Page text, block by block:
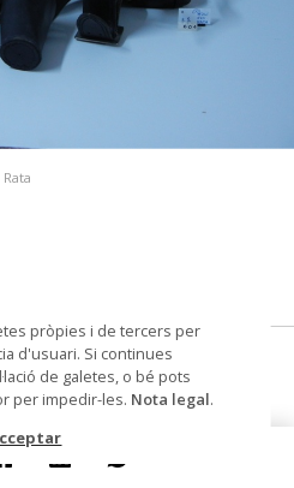
Cisa, Joan (baster)
pròpies i de tercers per
d'usuari. Si continues
de galetes, o bé pots
per impedir-les. Nota legal.